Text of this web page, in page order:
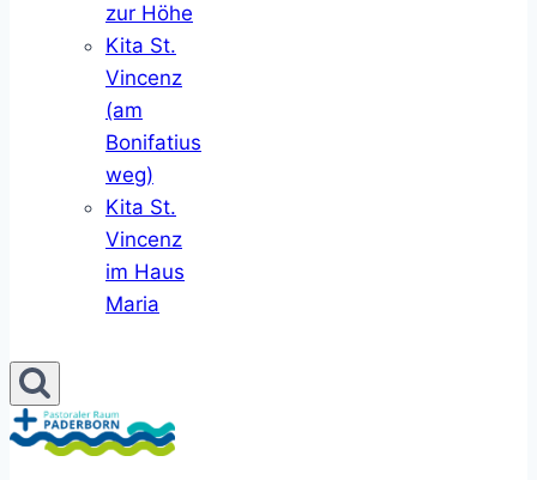
zur Höhe
Kita St.
Vincenz
(am
Bonifatius
weg)
Kita St.
Vincenz
im Haus
Maria